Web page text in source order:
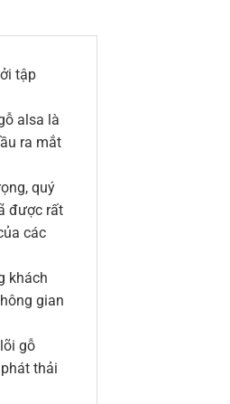
tập
alsa là
ra mắt
quý
được rất
các
khách
gian
gỗ
thải